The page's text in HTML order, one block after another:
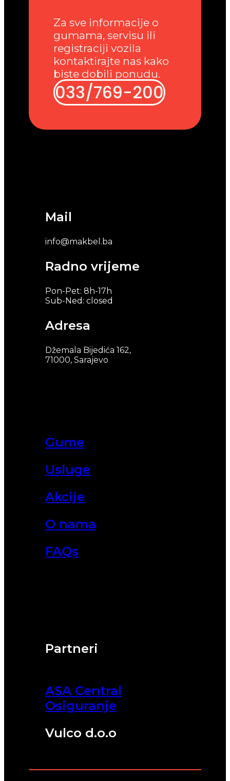
Partneri
ASA Central
Osiguranje
Vulco d.o.o
Gume
Usluge
Akcije
O nama
FAQs
Mail
info@makbel.ba
Radno vrijeme
Pon-Pet: 8h-17h
Sub-Ned: closed
Adresa
Džemala Bijedića 162,
71000, Sarajevo
Za sve informacije o
gumama, servisu ili
registraciji vozila
kontaktirajte nas kako
biste dobili ponudu.
033/769-200